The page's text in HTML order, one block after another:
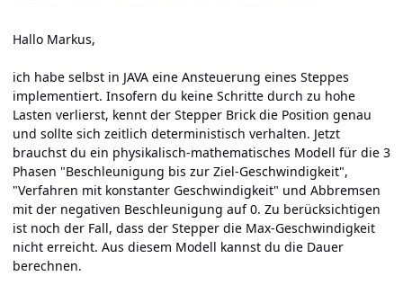
Hallo Markus,
ich habe selbst in JAVA eine Ansteuerung eines Steppes
implementiert. Insofern du keine Schritte durch zu hohe
Lasten verlierst, kennt der Stepper Brick die Position genau
und sollte sich zeitlich deterministisch verhalten. Jetzt
brauchst du ein physikalisch-mathematisches Modell für die 3
Phasen "Beschleunigung bis zur Ziel-Geschwindigkeit",
"Verfahren mit konstanter Geschwindigkeit" und Abbremsen
mit der negativen Beschleunigung auf 0. Zu berücksichtigen
ist noch der Fall, dass der Stepper die Max-Geschwindigkeit
nicht erreicht. Aus diesem Modell kannst du die Dauer
berechnen.